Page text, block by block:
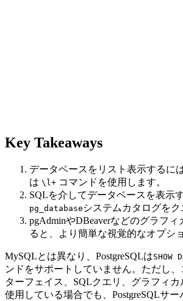
Key Takeaways
データベースをリスト表示するには
は \l+ コマンドを使用します。
SQLを介してデータベースを表示
pg_database システムカタログをク
pgAdminやDBeaverなどのグラフ
ると、より簡単な視覚的なオプシ
MySQLとは異なり、PostgreSQLはSHOW
ンドをサポートしていません。ただし
ターフェイス、SQLクエリ、グラフィ
使用している場合でも、PostgreSQLサ